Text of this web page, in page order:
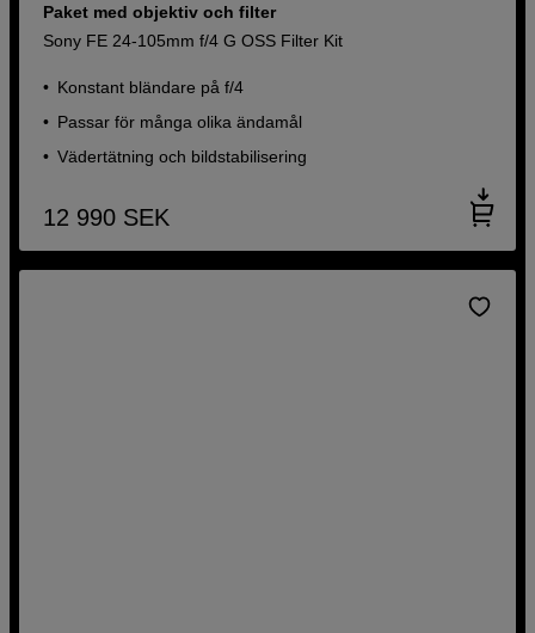
Paket med objektiv och filter
Sony FE 24-105mm f/4 G OSS Filter Kit
Konstant bländare på f/4
Passar för många olika ändamål
Vädertätning och bildstabilisering
12 990 SEK